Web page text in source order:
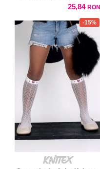
25,84 RON
-15%